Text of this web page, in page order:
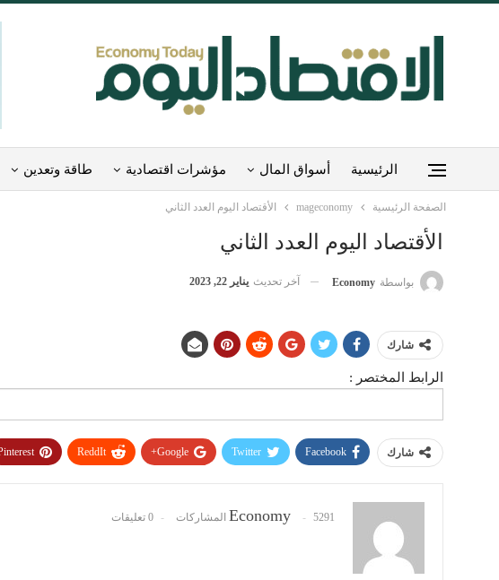
الرئيسية أسواق المال مؤشرات اقتصادية طاقة وتعدين
الصفحة الرئيسية mageconomy الأقتصاد اليوم العدد الثاني
الأقتصاد اليوم العدد الثاني
بواسطة Economy آخر تحديث يناير 22, 2023
شارك
الرابط المختصر :
شارك Facebook
Twitter
Google+
ReddIt
Economy 5291 المشاركات 0 تعليقات